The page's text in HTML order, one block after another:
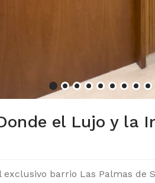
el Lujo y la
exclusivo barrio Las Palmas de